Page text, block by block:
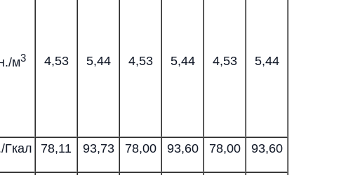
м3 4,53 5,44 4,53 5,44 4,53 5,44
Гкал 78,11 93,73 78,00 93,60 78,00 93,60